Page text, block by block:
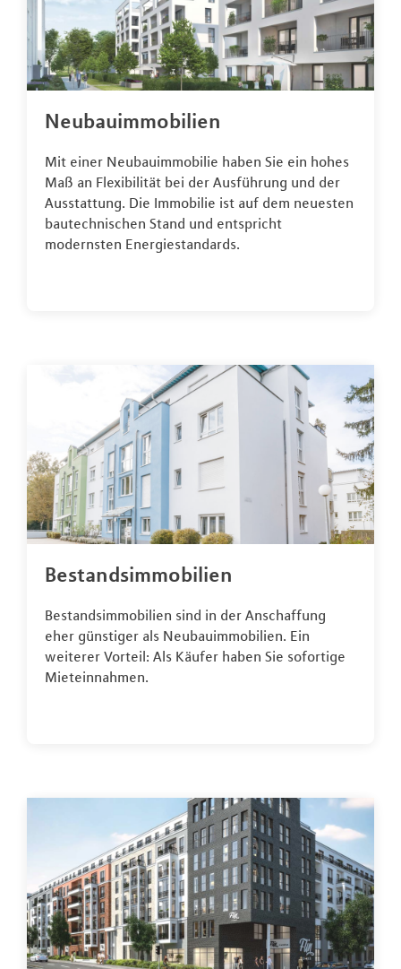
Neubauimmobilien
Mit einer Neubauimmobilie haben Sie ein hohes
Maß an Flexibilität bei der Ausführung und der
Ausstattung. Die Immobilie ist auf dem neuesten
bautechnischen Stand und entspricht
modernsten Energiestandards.
Bestandsimmobilien
Bestandsimmobilien sind in der Anschaffung
eher günstiger als Neubauimmobilien. Ein
weiterer Vorteil: Als Käufer haben Sie sofortige
Mieteinnahmen.